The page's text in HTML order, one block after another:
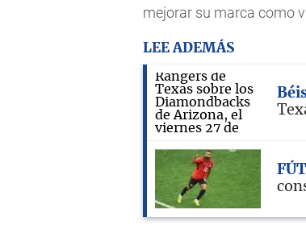
mejorar su marca como
LEE ADEMÁS